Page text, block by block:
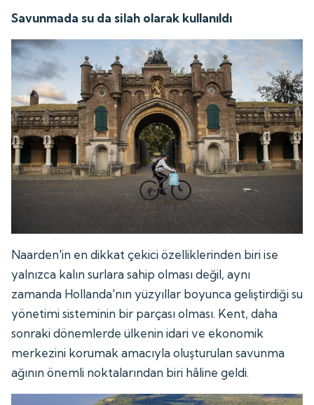
Savunmada su da silah olarak kullanıldı
Naarden'in en dikkat çekici özelliklerinden biri ise
yalnızca kalın surlara sahip olması değil, aynı
zamanda Hollanda'nın yüzyıllar boyunca geliştirdiği su
yönetimi sisteminin bir parçası olması. Kent, daha
sonraki dönemlerde ülkenin idari ve ekonomik
merkezini korumak amacıyla oluşturulan savunma
ağının önemli noktalarından biri hâline geldi.